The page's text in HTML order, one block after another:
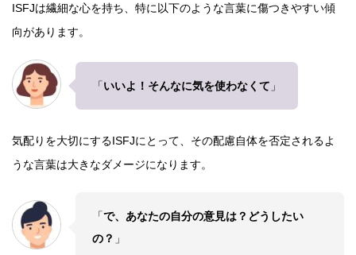
ISFJは繊細な心を持ち、特に以下のような言葉に傷つきやすい傾
向があります。
「いいよ！そんなに気を使わなくて 」
気配りを大切にするISFJにとって、その配慮自体を否定されるよ
うな言葉は大きなダメージになります。
「で、あなたの自分の意見は？どうしたい
の？ 」